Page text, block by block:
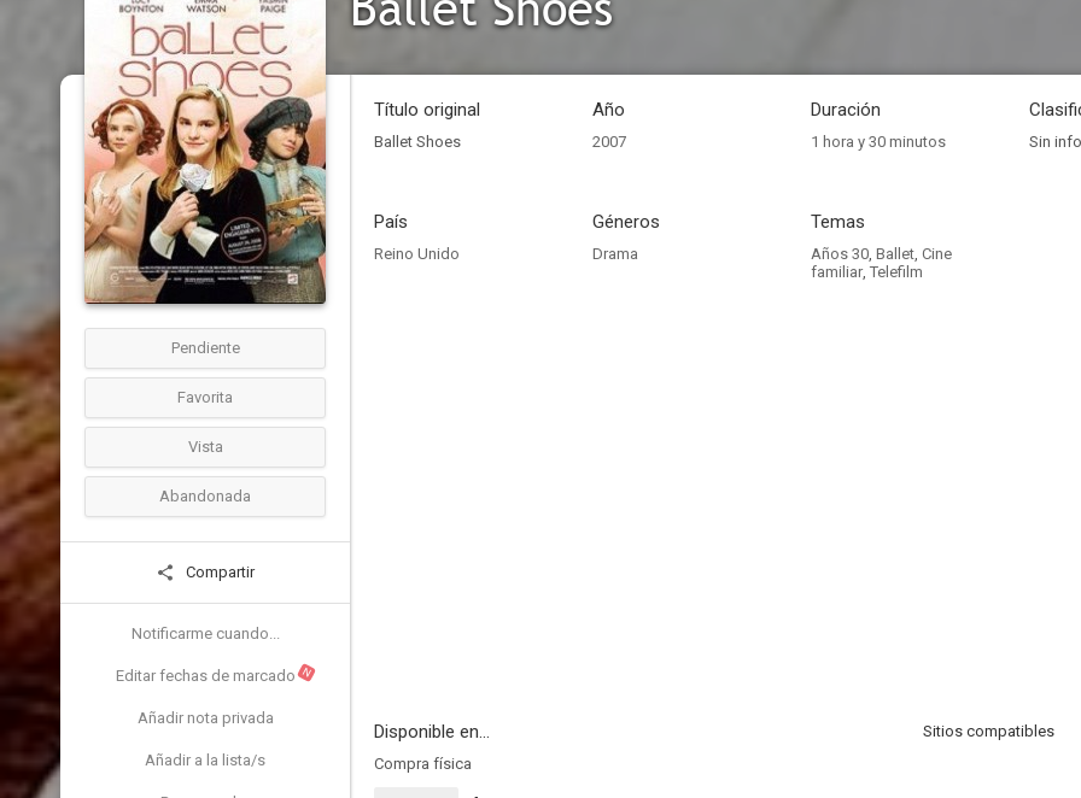
Pendiente
Favorita
Vista
Abandonada
Compartir
Notificarme cuando...
Editar fechas de marcado N
Añadir nota privada
Añadir a la lista/s
Título original
Ballet Shoes
Año
2007
Duración
1 hora y 30 minutos Sin
País
Reino Unido
Géneros
Drama
Temas
Años 30, Ballet, Cine
familiar, Telefilm
Disponible en...
Sitios compatibles
Compra física